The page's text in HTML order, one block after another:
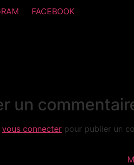
FACEBOOK
un
vous connecter pour publier un